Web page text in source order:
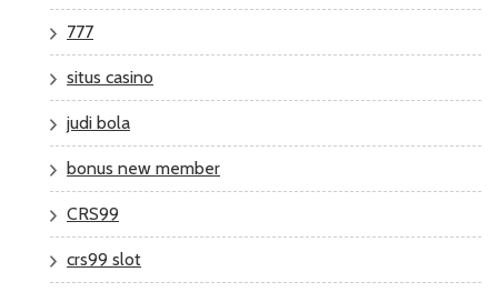
777
situs casino
judi bola
bonus new member
CRS99
crs99 slot